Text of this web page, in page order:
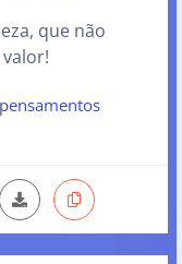
que não